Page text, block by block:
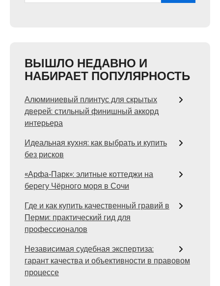
ВЫШЛО НЕДАВНО И
НАБИРАЕТ ПОПУЛЯРНОСТЬ
Алюминиевый плинтус для скрытых
дверей: стильный финишный аккорд
интерьера
Идеальная кухня: как выбрать и купить
без рисков
«Арфа‑Парк»: элитные коттеджи на
берегу Чёрного моря в Сочи
Где и как купить качественный гравий в
Перми: практический гид для
профессионалов
Независимая судебная экспертиза:
гарант качества и объективности в правовом
процессе